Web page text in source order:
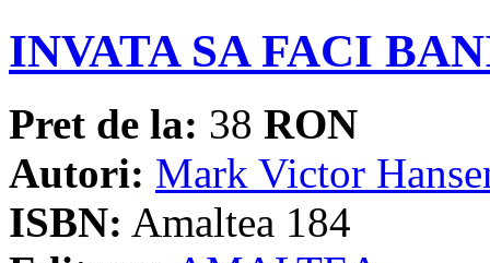
INVATA SA FACI
Pret de la: 38 RON
Autori: Mark Victor
ISBN: Amaltea 184